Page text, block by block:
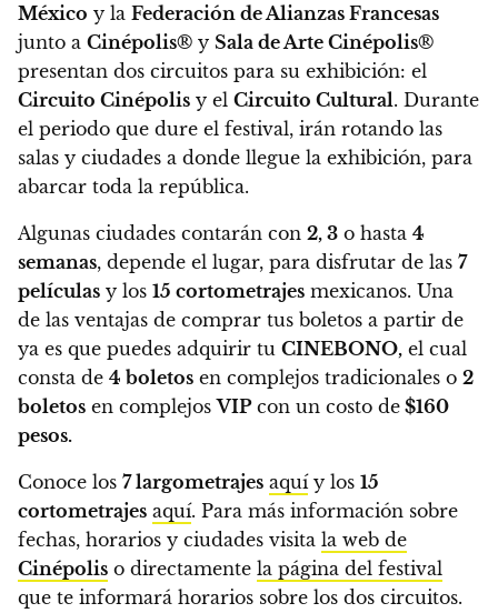
México y la Federación de Alianzas Francesas
junto a Cinépolis® y Sala de Arte Cinépolis®
presentan dos circuitos para su exhibición: el
Circuito Cinépolis y el Circuito Cultural. Durante
el periodo que dure el festival, irán rotando las
salas y ciudades a donde llegue la exhibición, para
abarcar toda la república.
Algunas ciudades contarán con 2, 3 o hasta 4
semanas, depende el lugar, para disfrutar de las 7
películas y los 15 cortometrajes mexicanos. Una
de las ventajas de comprar tus boletos a partir de
ya es que puedes adquirir tu CINEBONO, el cual
consta de 4 boletos en complejos tradicionales o 2
boletos en complejosVIPcon un costo de $160
pesos.
Conoce los 7 largometrajes aquíy los 15
cortometrajes aquí. Para más información sobre
fechas, horarios y ciudades visita la web de
Cinépolis o directamente la página del festival
que te informará horarios sobre los dos circuitos.